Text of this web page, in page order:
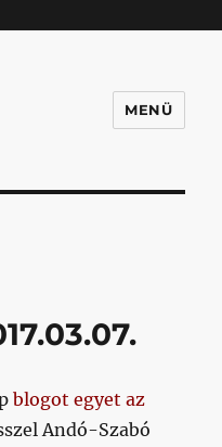
MENÜ
blogot egyet az
Andó-Szabó